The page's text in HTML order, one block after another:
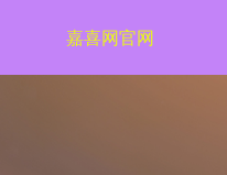
嘉喜网官网